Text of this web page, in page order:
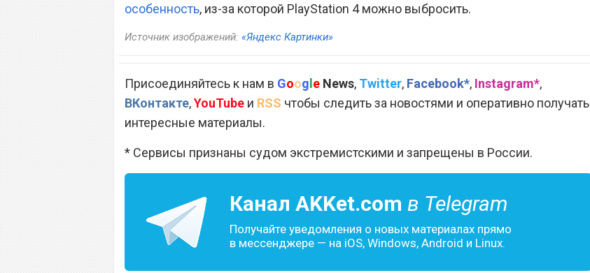
особенность, из-за которой PlayStation 4 можно выбросить.
Источник изображений: «Яндекс Картинки»
Присоединяйтесь к нам в Google News, Twitter, Facebook*, Instagram*,
ВКонтакте,YouTube и RSS чтобы следить за новостями и оперативно получать
интересные материалы.
* Сервисы признаны судом экстремистскими и запрещены в России.
Канал AKKet.com в Telegram
Получайте уведомления о новых материалах прямо
в мессенджере — на iOS, Windows, Android и Linux.